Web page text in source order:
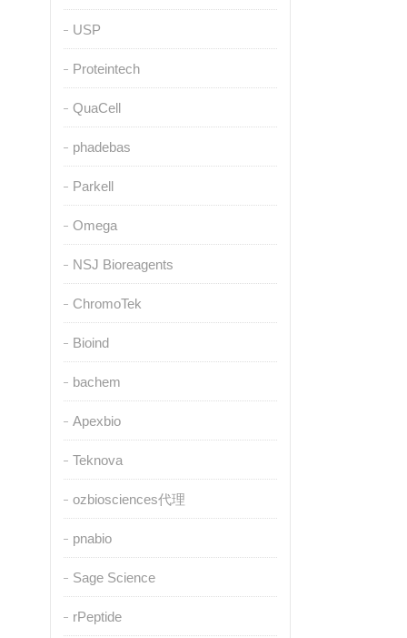
USP
Proteintech
QuaCell
phadebas
Parkell
Omega
NSJ Bioreagents
ChromoTek
Bioind
bachem
Apexbio
Teknova
ozbiosciences代理
pnabio
Sage Science
rPeptide